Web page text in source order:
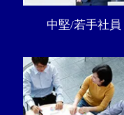
中堅/若手社員